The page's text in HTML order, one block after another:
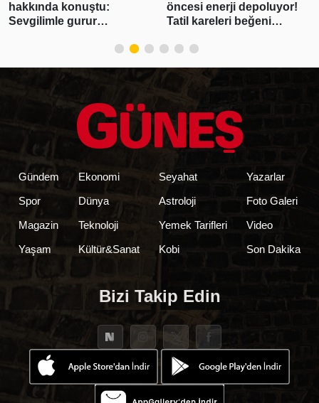
hakkında konuştu:
Sevgilimle gurur
öncesi enerji depoluyor!
Tatil kareleri beğeni
Gündem
Spor
Magazin
Yaşam
Ekonomi
Dünya
Teknoloji
Kültür&Sanat
Seyahat
Astroloji
Yemek Tarifleri
Kobi
Yazarlar
Foto Galeri
Video
Son Dakika
Bizi Takip Edin